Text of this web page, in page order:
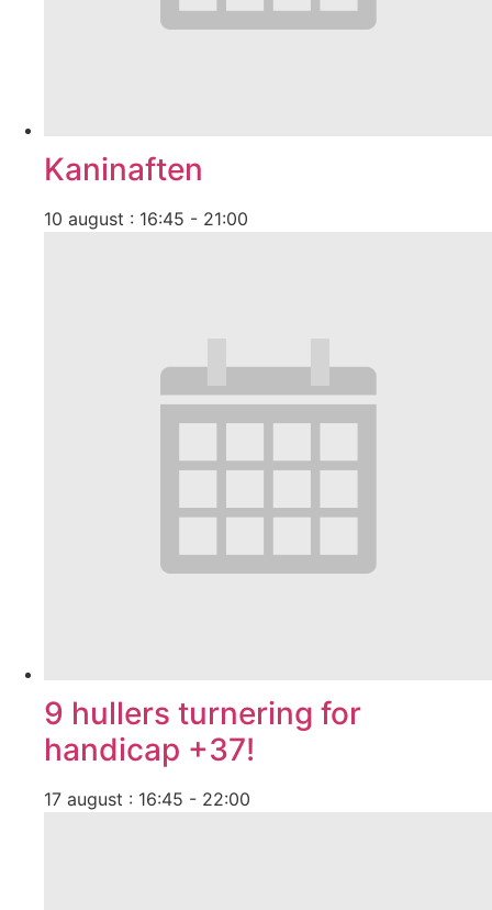
Kaninaften
10 august : 16:45 - 21:00
9 hullers turnering for
handicap +37!
17 august : 16:45 - 22:00